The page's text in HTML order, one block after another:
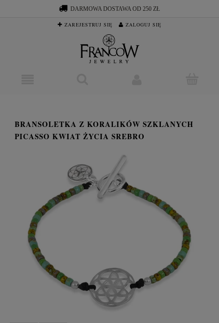
DARMOWA DOSTAWA OD 250 ZŁ
ZAREJESTRUJ SIĘ ZALOGUJ SIĘ
BRANSOLETKA Z KORALIKÓW SZKLANYCH
PICASSO KWIAT ŻYCIA SREBRO